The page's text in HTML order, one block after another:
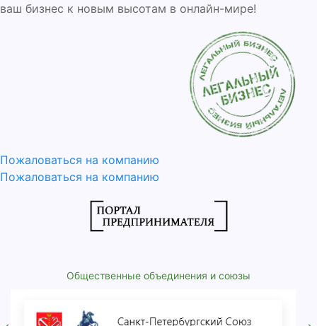
ваш бизнес к новым высотам в онлайн-мире!
Пожаловаться на компанию
Пожаловаться на компанию
Общественные объединения и союзы